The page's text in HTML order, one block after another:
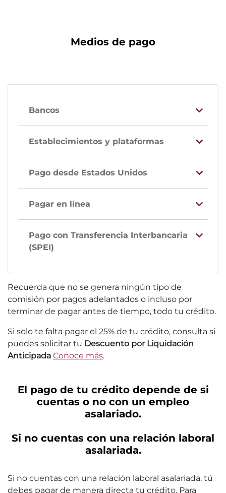
Medios de pago
Bancos
Establecimientos y plataformas
Pago desde Estados Unidos
Pagar en línea
Pago con Transferencia Interbancaria
(SPEI)
Recuerda que no se genera ningún tipo de
comisión por pagos adelantados o incluso por
terminar de pagar antes de tiempo, todo tu crédito.
Si solo te falta pagar el 25% de tu crédito, consulta si
puedes solicitar tu Descuento por Liquidación
Anticipada Conoce más.
El pago de tu crédito depende de si
cuentas o no con un empleo
asalariado.
Si no cuentas con una relación laboral
asalariada.
Si no cuentas con una relación laboral asalariada, tú
debes pagar de manera directa tu crédito. Para